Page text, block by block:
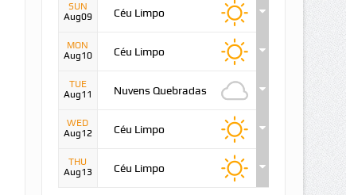
SUN
Aug09
Céu Limpo
MON
Aug10
Céu Limpo
TUE
Aug11
Nuvens Quebradas
WED
Aug12
Céu Limpo
THU
Aug13
Céu Limpo